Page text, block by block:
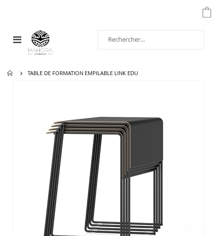
Affichage
navigation
TABLE DE FORMATION EMPILABLE LINK EDU